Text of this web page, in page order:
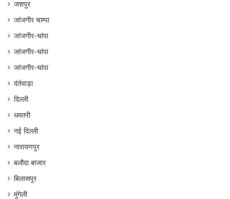
जशपुर
जांजगीर चाम्पा
जांजगीर-चांपा
जांजगीर-चांपा
जांजगीर-चांपा
दंतेवाड़ा
दिल्ली
धमतरी
नई दिल्ली
नारायणपुर
बलौदा बाजार
बिलासपुर
मुंगेली